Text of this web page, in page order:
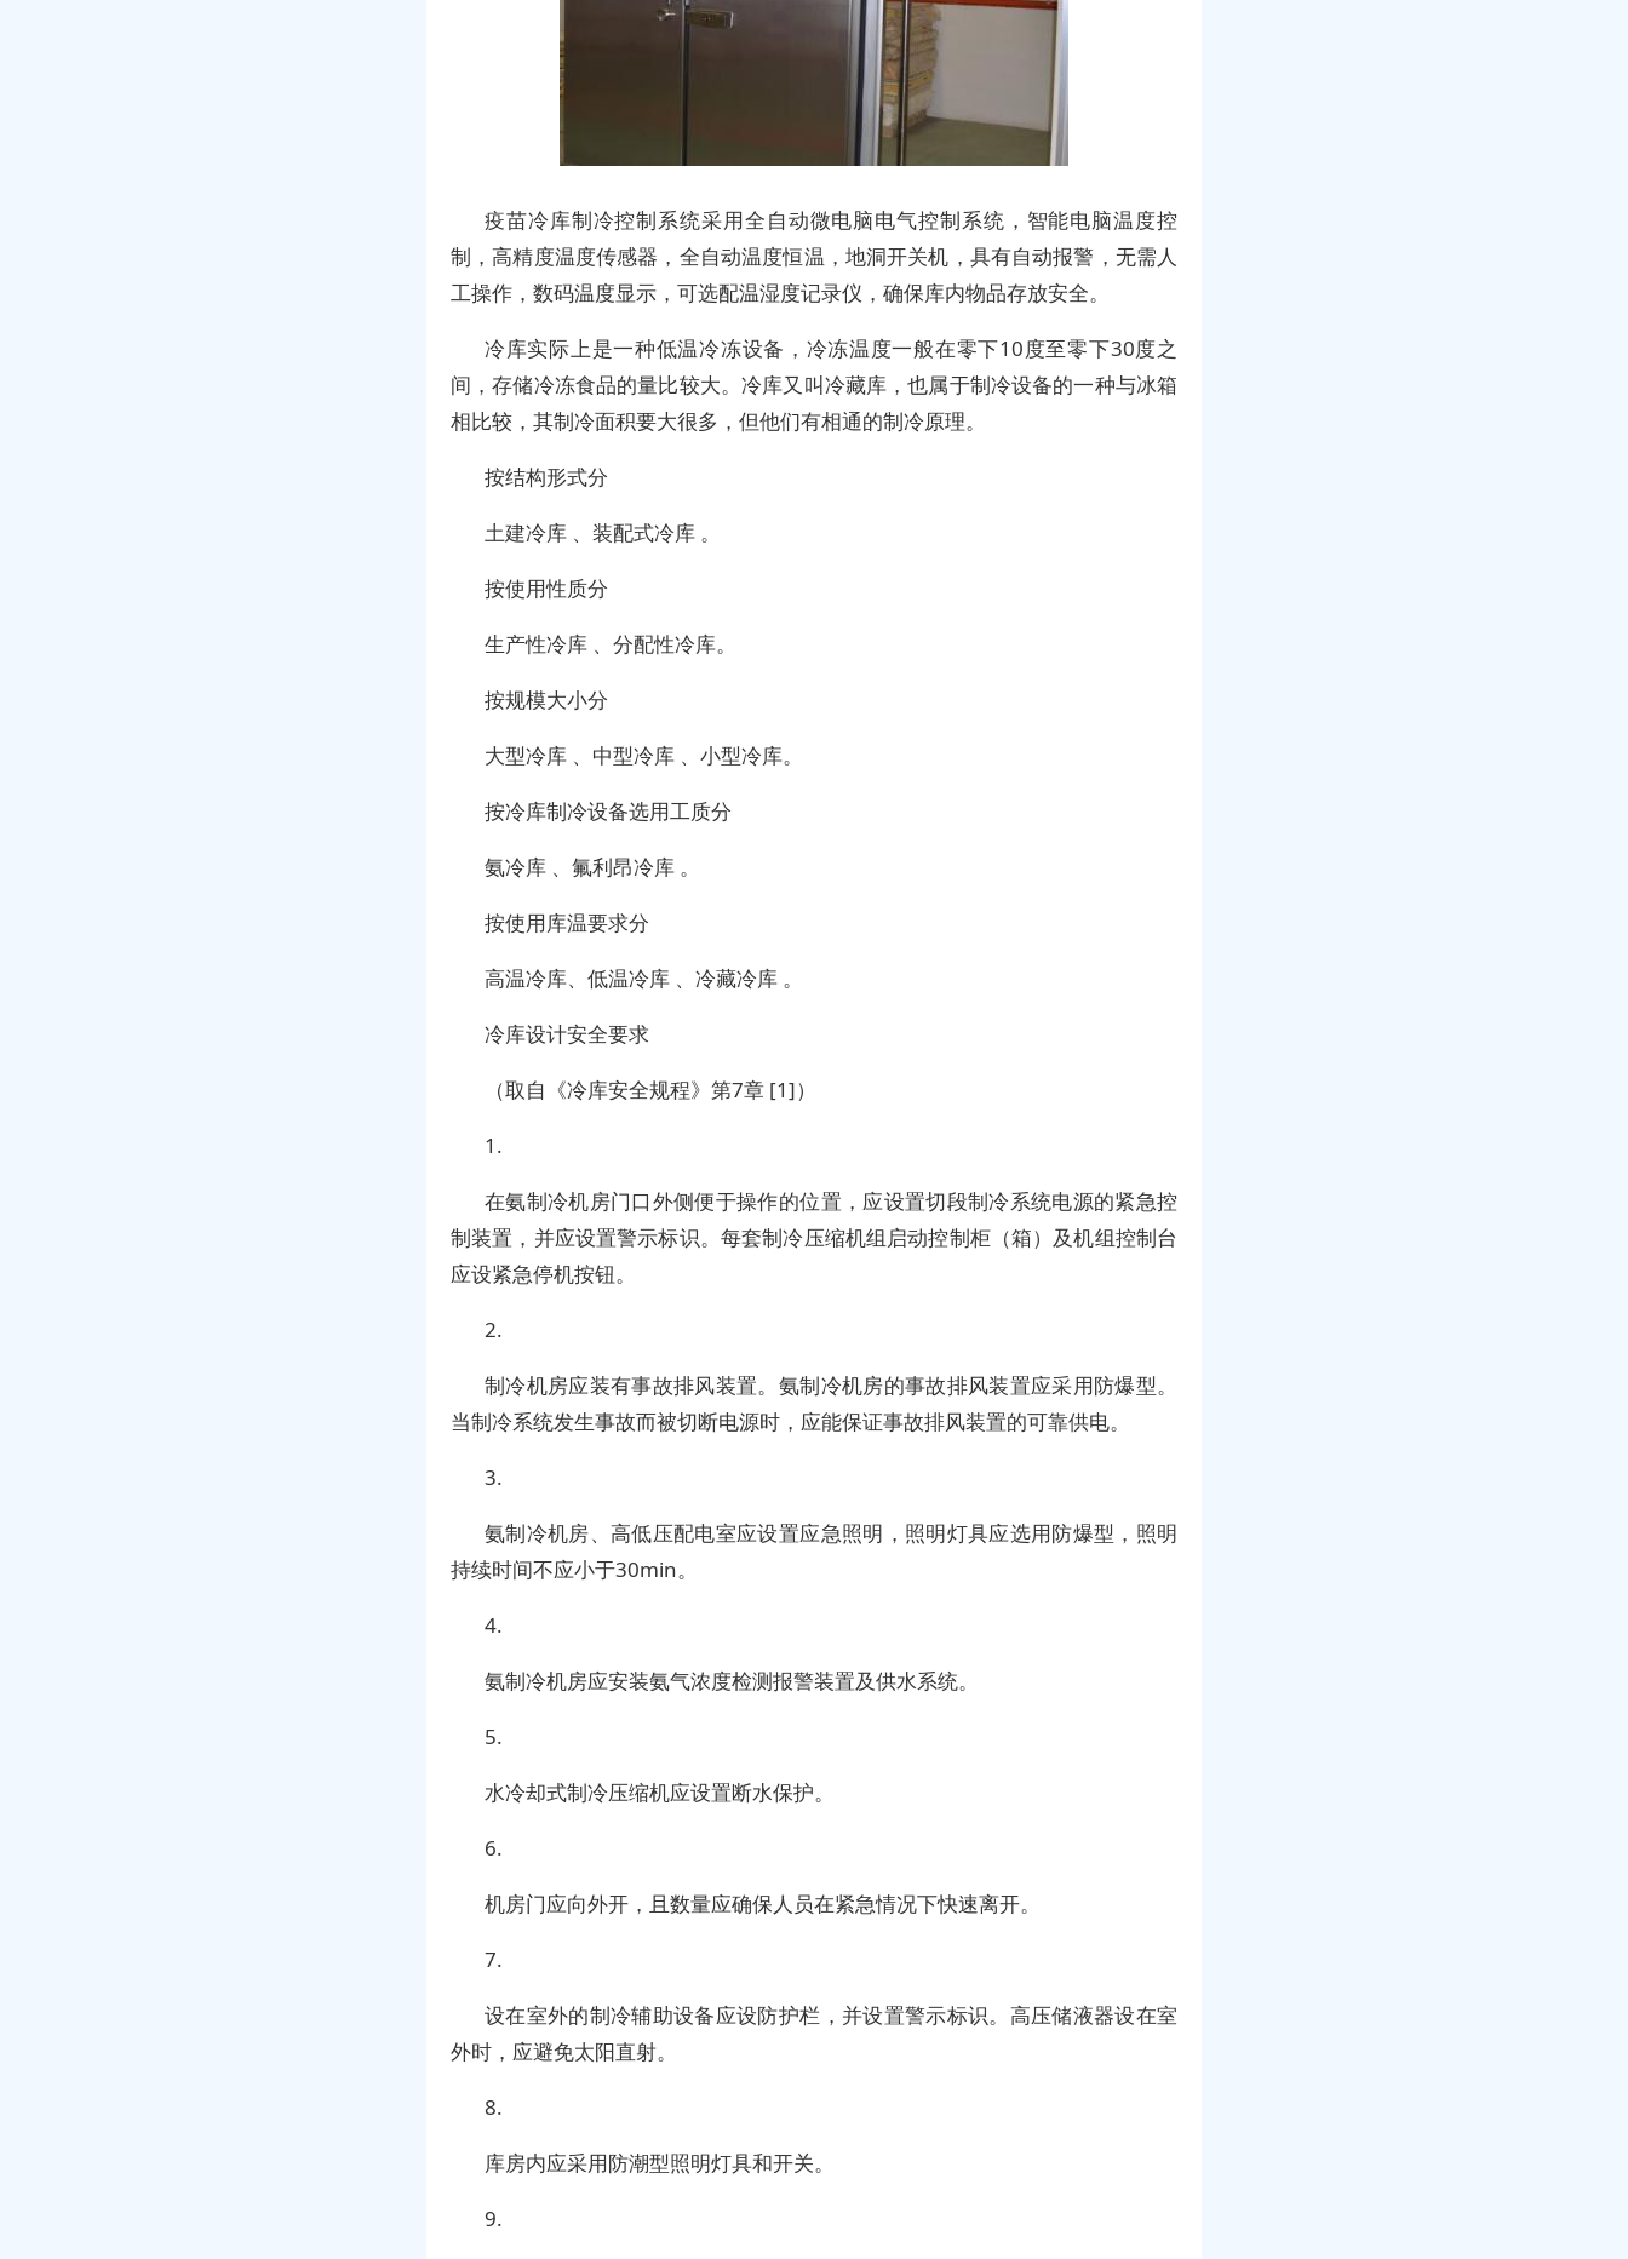
疫苗冷库制冷控制系统采用全自动微电脑电气控制系统，智能电脑温度控
制，高精度温度传感器，全自动温度恒温，地洞开关机，具有自动报警，无需人
工操作，数码温度显示，可选配温湿度记录仪，确保库内物品存放安全。
冷库实际上是一种低温冷冻设备，冷冻温度一般在零下10度至零下30度之
间，存储冷冻食品的量比较大。冷库又叫冷藏库，也属于制冷设备的一种与冰箱
相比较，其制冷面积要大很多，但他们有相通的制冷原理。
按结构形式分
土建冷库 、装配式冷库 。
按使用性质分
生产性冷库 、分配性冷库。
按规模大小分
大型冷库 、中型冷库 、小型冷库。
按冷库制冷设备选用工质分
氨冷库 、氟利昂冷库 。
按使用库温要求分
高温冷库、低温冷库 、冷藏冷库 。
冷库设计安全要求
（取自《冷库安全规程》第7章 [1]）
1.
在氨制冷机房门口外侧便于操作的位置，应设置切段制冷系统电源的紧急控
制装置，并应设置警示标识。每套制冷压缩机组启动控制柜（箱）及机组控制台
应设紧急停机按钮。
2.
制冷机房应装有事故排风装置。氨制冷机房的事故排风装置应采用防爆型。
当制冷系统发生事故而被切断电源时，应能保证事故排风装置的可靠供电。
3.
氨制冷机房、高低压配电室应设置应急照明，照明灯具应选用防爆型，照明
持续时间不应小于30min。
4.
氨制冷机房应安装氨气浓度检测报警装置及供水系统。
5.
水冷却式制冷压缩机应设置断水保护。
6.
机房门应向外开，且数量应确保人员在紧急情况下快速离开。
7.
设在室外的制冷辅助设备应设防护栏，并设置警示标识。高压储液器设在室
外时，应避免太阳直射。
8.
库房内应采用防潮型照明灯具和开关。
9.